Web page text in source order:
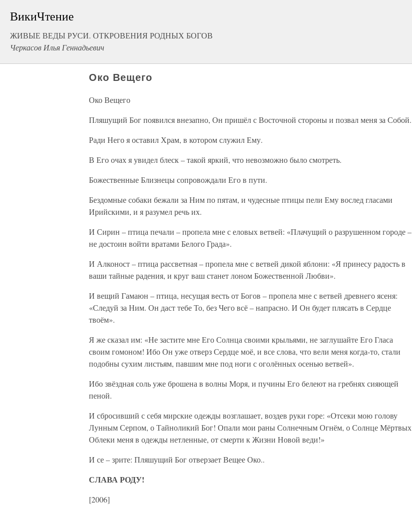
ВикиЧтение
ЖИВЫЕ ВЕДЫ РУСИ. ОТКРОВЕНИЯ РОДНЫХ БОГОВ
Черкасов Илья Геннадьевич
Око Вещего
Око Вещего
Пляшущий Бог появился внезапно, Он пришёл с Восточной стороны и позвал меня за Собой.
Ради Него я оставил Храм, в котором служил Ему.
В Его очах я увидел блеск – такой яркий, что невозможно было смотреть.
Божественные Близнецы сопровождали Его в пути.
Бездомные собаки бежали за Ним по пятам, и чудесные птицы пели Ему вослед гласами
Ирийскими, и я разумел речь их.
И Сирин – птица печали – пропела мне с еловых ветвей: «Плачущий о разрушенном городе –
не достоин войти вратами Белого Града».
И Алконост – птица рассветная – пропела мне с ветвей дикой яблони: «Я принесу радость в
ваши тайные радения, и круг ваш станет лоном Божественной Любви».
И вещий Гамаюн – птица, несущая весть от Богов – пропела мне с ветвей древнего ясеня:
«Следуй за Ним. Он даст тебе То, без Чего всё – напрасно. И Он будет плясать в Сердце
твоём».
Я же сказал им: «Не застите мне Его Солнца своими крыльями, не заглушайте Его Гласа
своим гомоном! Ибо Он уже отверз Сердце моё, и все слова, что вели меня когда-то, стали
подобны сухим листьям, павшим мне под ноги с оголённых осенью ветвей».
Ибо звёздная соль уже брошена в волны Моря, и пучины Его белеют на гребнях сияющей
пеной.
И сбросивший с себя мирские одежды возглашает, воздев руки горе: «Отсеки мою голову
Лунным Серпом, о Тайноликий Бог! Опали мои раны Солнечным Огнём, о Солнце Мёртвых
Облеки меня в одежды нетленные, от смерти к Жизни Новой веди!»
И се – зрите: Пляшущий Бог отверзает Вещее Око..
СЛАВА РОДУ!
[2006]